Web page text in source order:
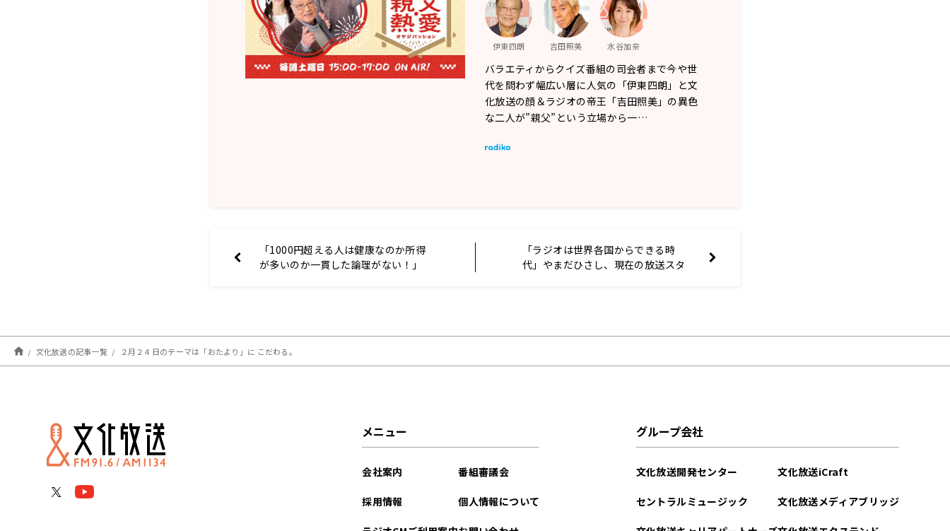
伊東四朗 吉田照美 水谷加奈
バラエティからクイズ番組の司会者まで今や世
代を問わず幅広い層に人気の「伊東四朗」と文
化放送の顔＆ラジオの帝王「吉田照美」の異色
な二人が”親父”という立場から一…
「1000円超える人は健康なのか所得
が多いのか一貫した論理がない！」
「ラジオは世界各国からできる時
代」やまだひさし、現在の放送スタ
文化放送の記事一覧 ２月２４日のテーマは「おたより」に こだわる。
メニュー
会社案内
採用情報
番組審議会
個人情報について
グループ会社
文化放送開発センター
セントラルミュージック
文化放送iCraft
文化放送メディアブリッジ